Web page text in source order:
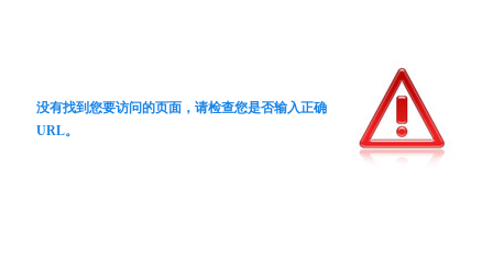
没有找到您要访问的页面，请检查您是否输入正确
URL。